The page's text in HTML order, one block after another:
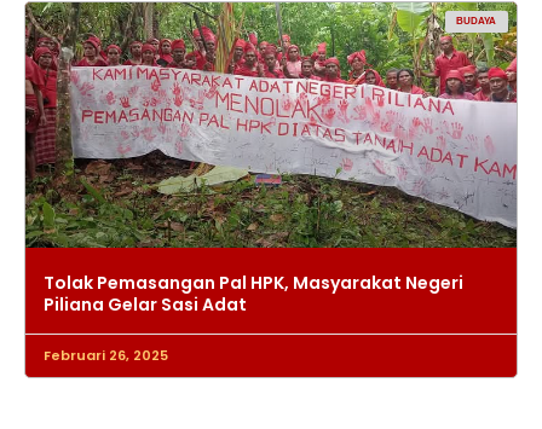
BUDAYA
Tolak Pemasangan Pal HPK, Masyarakat Negeri
Piliana Gelar Sasi Adat
Februari 26, 2025